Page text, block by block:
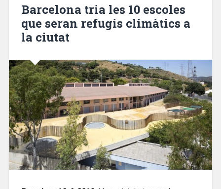
Barcelona tria les 10 escoles
que seran refugis climàtics a
la ciutat